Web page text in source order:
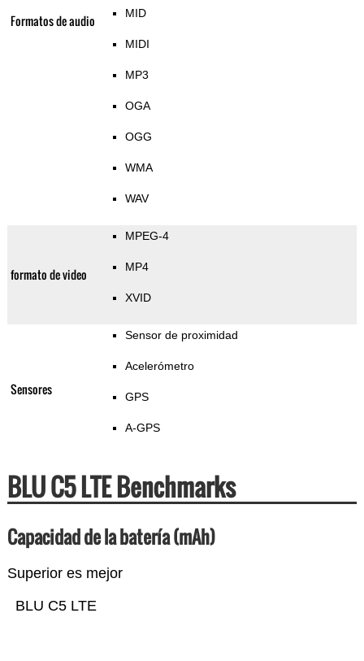
Formatos de audio MID
MIDI
MP3
OGA
OGG
WMA
WAV
formato de video
MPEG-4
MP4
XVID
Sensores
Sensor de proximidad
Acelerómetro
GPS
A-GPS
BLU C5 LTE Benchmarks
Capacidad de la batería (mAh)
Superior es mejor
BLU C5 LTE